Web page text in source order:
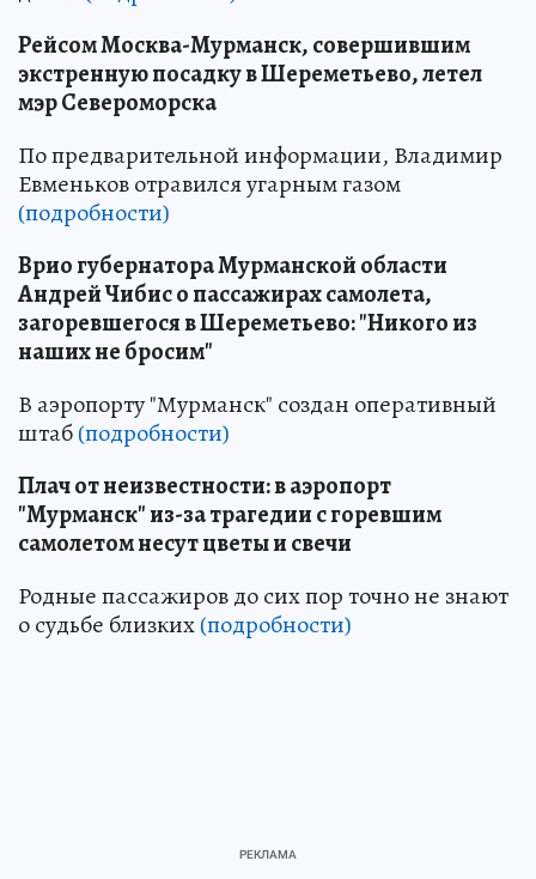
Рейсом Москва-Мурманск, совершившим
экстренную посадку в Шереметьево, летел
мэр Североморска
По предварительной информации, Владимир
Евменьков отравился угарным газом
(подробности)
Врио губернатора Мурманской области
Андрей Чибис о пассажирах самолета,
загоревшегося в Шереметьево: "Никого из
наших не бросим"
В аэропорту "Мурманск" создан оперативный
штаб(подробности)
Плач от неизвестности: в аэропорт
"Мурманск" из-за трагедии с горевшим
самолетом несут цветы и свечи
Родные пассажиров до сих пор точно не знают
о судьбе близких(подробности)